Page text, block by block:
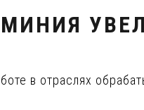
в отраслях